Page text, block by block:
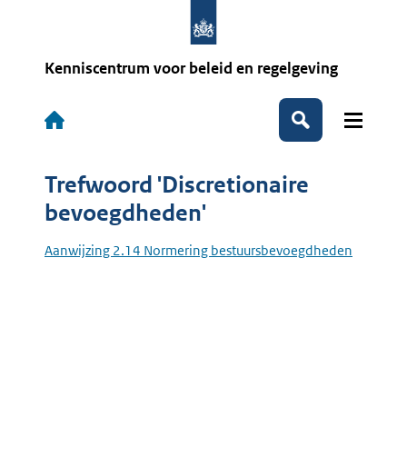
Kenniscentrum voor beleid en regelgeving
Hoofdnavigatie
Zoeken
Trefwoord 'Discretionaire
bevoegdheden'
Aanwijzing 2.14 Normering bestuursbevoegdheden